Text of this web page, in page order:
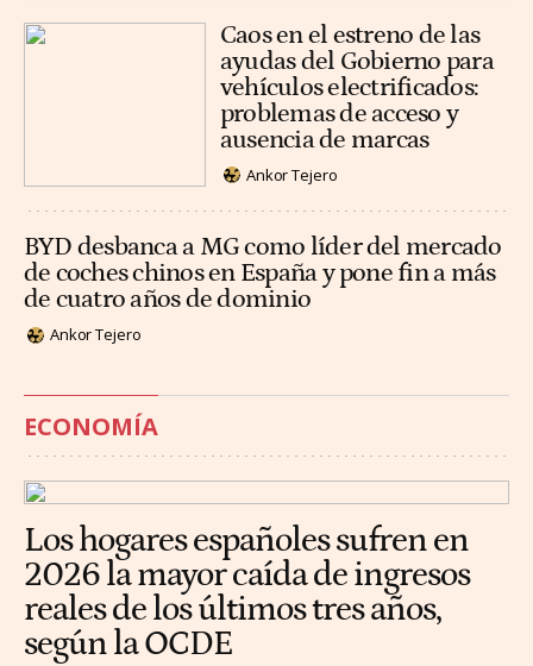
Caos en el estreno de las
ayudas del Gobierno para
vehículos electrificados:
problemas de acceso y
ausencia de marcas
Ankor Tejero
BYD desbanca a MG como líder del mercado
de coches chinos en España y pone fin a más
de cuatro años de dominio
Ankor Tejero
ECONOMÍA
Los hogares españoles sufren en
2026 la mayor caída de ingresos
reales de los últimos tres años,
según la OCDE